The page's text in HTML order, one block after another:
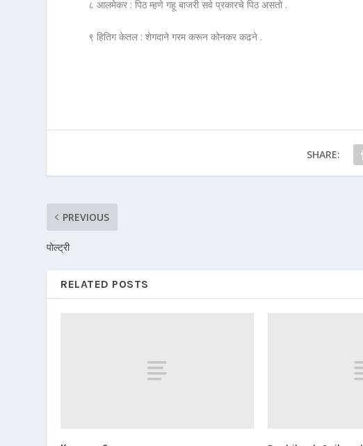
८ आलमेकर : पिठ म्हणे गहू बाजरी सर्व प्रकारचे पिठ असतो .
९ हितिग केतल : शेगदाने गरम करून कोनकर कढने .
SHARE:
PREVIOUS
पोल्ट्री
RELATED POSTS